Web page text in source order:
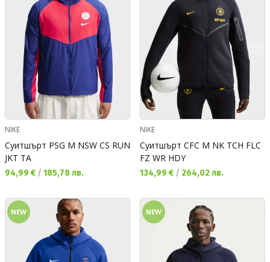
NIKE
Суитшърт PSG M NSW CS RUN
JKT TA
Текуща цена:
94,99 € / 185,78 лв.
NIKE
Суитшърт CFC M NK TCH FLC
FZ WR HDY
Текуща цена:
134,99 € / 264,02 лв.
NEW NEW